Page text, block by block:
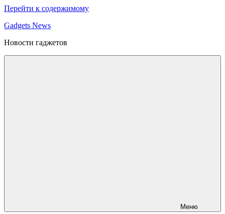
Перейти к содержимому
Gadgets News
Новости гаджетов
Меню